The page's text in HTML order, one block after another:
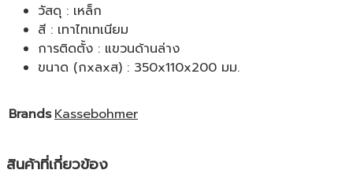
วัสดุ : เหล็ก
สี : เทาไทเทเนียม
การติดตั้ง : แขวนด้านล่าง
ขนาด (กxลxส) : 350x110x200 มม.
BrandsKassebohmer
สินค้าที่เกี่ยวข้อง